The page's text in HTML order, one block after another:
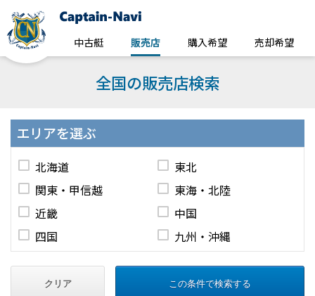
中古艇 販売店 購入希望 売却希望
全国の販売店検索
エリアを選ぶ
北海道
東北
関東・甲信越
東海・北陸
近畿
中国
四国
九州・沖縄
クリア この条件で検索する